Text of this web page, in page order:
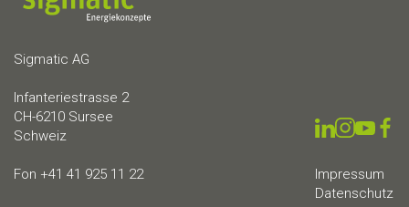
Sigmatic AG
Infanteriestrasse 2
CH-6210 Sursee
Schweiz
Fon +41 41 925 11 22
Impressum
Datenschutz